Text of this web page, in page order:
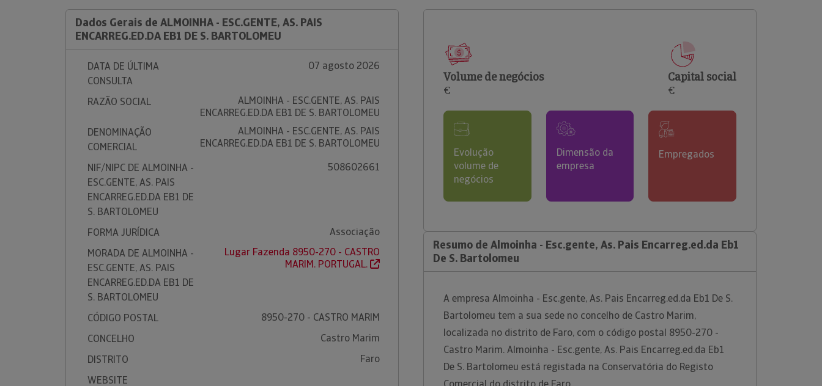
comerciais e analisar o risco de incumprimento dos
Dados Gerais de ALMOINHA - ESC.GENTE, AS. PAIS
ENCARREG.ED.DA EB1 DE S. BARTOLOMEU
DATA DE ÚLTIMA
CONSULTA
07 agosto 2026
RAZÃO SOCIAL
ALMOINHA - ESC.GENTE, AS. PAIS
ENCARREG.ED.DA EB1 DE S. BARTOLOMEU
DENOMINAÇÃO
COMERCIAL
ALMOINHA - ESC.GENTE, AS. PAIS
ENCARREG.ED.DA EB1 DE S. BARTOLOMEU
NIF/NIPC DE ALMOINHA -
ESC.GENTE, AS. PAIS
ENCARREG.ED.DA EB1 DE
S. BARTOLOMEU
508602661
FORMA JURÍDICA
Associação
MORADA DE ALMOINHA -
ESC.GENTE, AS. PAIS
ENCARREG.ED.DA EB1 DE
S. BARTOLOMEU
Lugar Fazenda 8950-270 - CASTRO
MARIM. PORTUGAL.
CÓDIGO POSTAL
8950-270 - CASTRO MARIM
CONCELHO
Castro Marim
DISTRITO
Faro
WEBSITE
Volume de negócios
€
Capital social
€
Evolução
volume de
negócios
Dimensão da
empresa
Empregados
Resumo de Almoinha - Esc.gente, As. Pais Encarreg.ed.da Eb1
De S. Bartolomeu
A empresa Almoinha - Esc.gente, As. Pais Encarreg.ed.da Eb1 De S.
Bartolomeu tem a sua sede no concelho de Castro Marim,
localizada no distrito de Faro, com o código postal 8950-270 -
Castro Marim. Almoinha - Esc.gente, As. Pais Encarreg.ed.da Eb1
De S. Bartolomeu está registada na Conservatória do Registo